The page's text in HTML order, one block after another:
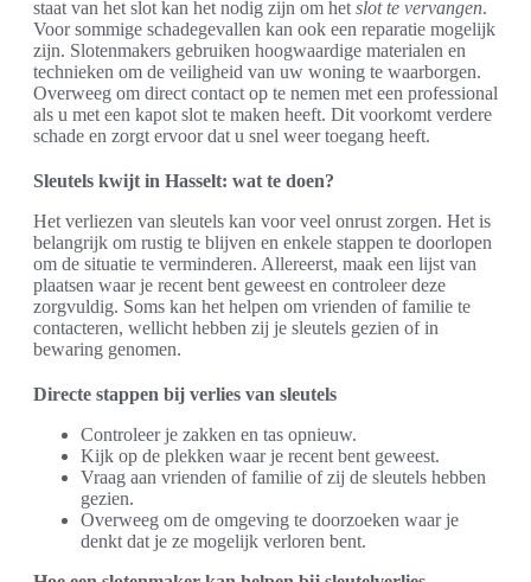
staat van het slot kan het nodig zijn om het slot te vervangen.
Voor sommige schadegevallen kan ook een reparatie mogelijk
zijn. Slotenmakers gebruiken hoogwaardige materialen en
technieken om de veiligheid van uw woning te waarborgen.
Overweeg om direct contact op te nemen met een professional
als u met een kapot slot te maken heeft. Dit voorkomt verdere
schade en zorgt ervoor dat u snel weer toegang heeft.
Sleutels kwijt in Hasselt: wat te doen?
Het verliezen van sleutels kan voor veel onrust zorgen. Het is
belangrijk om rustig te blijven en enkele stappen te doorlopen
om de situatie te verminderen. Allereerst, maak een lijst van
plaatsen waar je recent bent geweest en controleer deze
zorgvuldig. Soms kan het helpen om vrienden of familie te
contacteren, wellicht hebben zij je sleutels gezien of in
bewaring genomen.
Directe stappen bij verlies van sleutels
Controleer je zakken en tas opnieuw.
Kijk op de plekken waar je recent bent geweest.
Vraag aan vrienden of familie of zij de sleutels hebben
gezien.
Overweeg om de omgeving te doorzoeken waar je
denkt dat je ze mogelijk verloren bent.